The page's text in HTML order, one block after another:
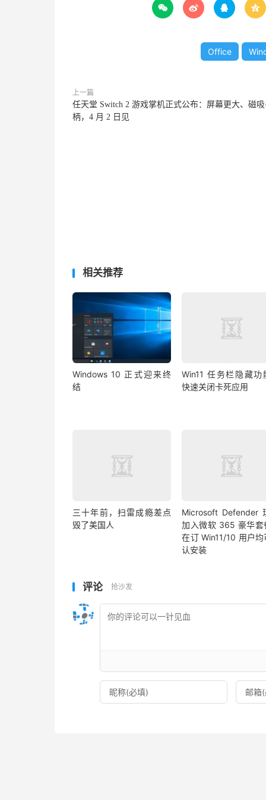
   
Office
上一篇
任天堂 Switch 2 游戏掌机正式公布：屏幕更大、磁
柄，4 月 2 日见
相关推荐
Windows 10 正式迎来终
结
Win11 任务栏隐藏功
快速关闭卡死应用
三十年前，扫雷成瘾差点
毁了美国人
Microsoft Defender
加入微软 365 豪华套
在订 Win11/10 用户均
认安装
评论 抢沙发